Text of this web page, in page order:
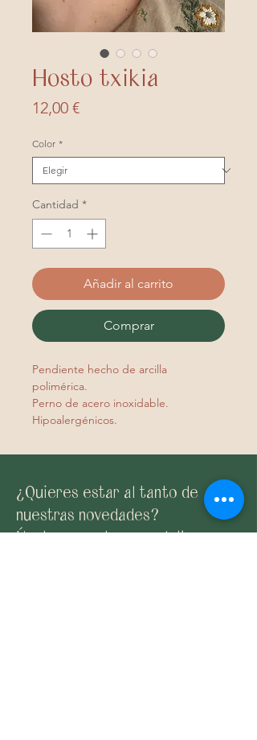
Hosto txikia
12,00 €Precio
Color *
Cantidad *
Añadir al carrito
Comprar
Pendiente hecho de arcilla
polimérica.
Perno de acero inoxidable.
Hipoalergénicos.
¿Quieres estar al tanto de
nuestras novedades?
Únete a nuestra newsletter